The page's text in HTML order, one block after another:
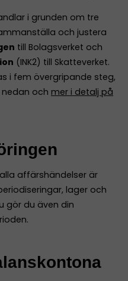
i grunden om tre
och justera
till Bolagsverket och
(INK2) till Skatteverket.
i fem övergripande steg,
och mer i detalj på
affärshändelser är
lager och
gör du även din